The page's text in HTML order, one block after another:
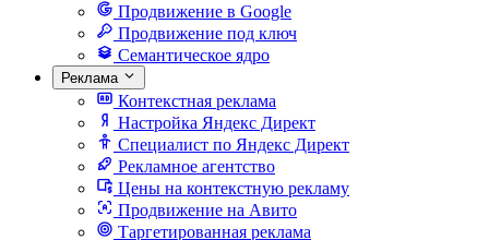
Продвижение в Google
Продвижение под ключ
Семантическое ядро
Реклама
Контекстная реклама
Настройка Яндекс Директ
Специалист по Яндекс Директ
Рекламное агентство
Цены на контекстную рекламу
Продвижение на Авито
Таргетированная реклама